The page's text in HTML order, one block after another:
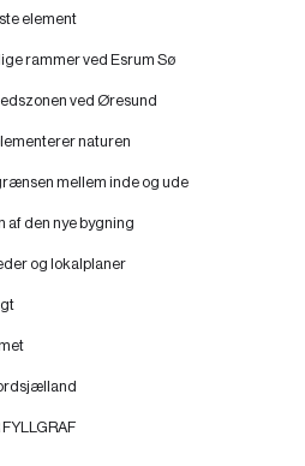
element
rammer ved Esrum Sø
ved Øresund
naturen
mellem inde og ude
den nye bygning
og lokalplaner